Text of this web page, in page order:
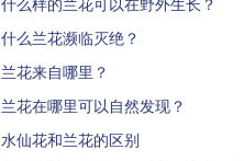
什么兰花濒临灭绝？
兰花来自哪里？
兰花在哪里可以自然发现？
水仙花和兰花的区别